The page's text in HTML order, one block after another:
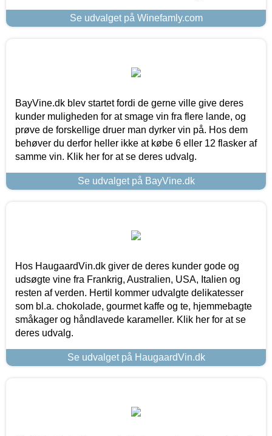
Se udvalget på Winefamly.com
BayVine.dk blev startet fordi de gerne ville give deres
kunder muligheden for at smage vin fra flere lande, og
prøve de forskellige druer man dyrker vin på. Hos dem
behøver du derfor heller ikke at købe 6 eller 12 flasker af
samme vin. Klik her for at se deres udvalg.
Se udvalget på BayVine.dk
Hos HaugaardVin.dk giver de deres kunder gode og
udsøgte vine fra Frankrig, Australien, USA, Italien og
resten af verden. Hertil kommer udvalgte delikatesser
som bl.a. chokolade, gourmet kaffe og te, hjemmebagte
småkager og håndlavede karameller. Klik her for at se
deres udvalg.
Se udvalget på HaugaardVin.dk